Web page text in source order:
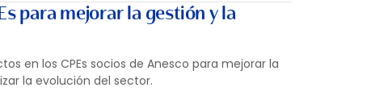
para mejorar la gestión y la
en los CPEs socios de Anesco para mejorar la
la evolución del sector.